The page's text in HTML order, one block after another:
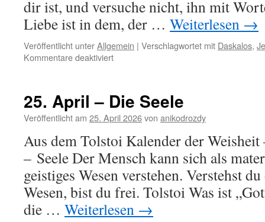
dir ist, und versuche nicht, ihn mit
Liebe ist in dem, der … Weiterlesen →
Veröffentlicht unterAllgemein | Verschlagwortet mit Daskalos,
Kommentare deaktiviertfür
Gotteserkenntnis
25. April – Die Seele
Veröffentlicht am 25. April 2026von anikodrozdy
Aus dem Tolstoi Kalender der
– Seele Der Mensch kann sich als
geistiges Wesen verstehen. Verstehst
Wesen, bist du frei. Tolstoi Was ist
die … Weiterlesen →